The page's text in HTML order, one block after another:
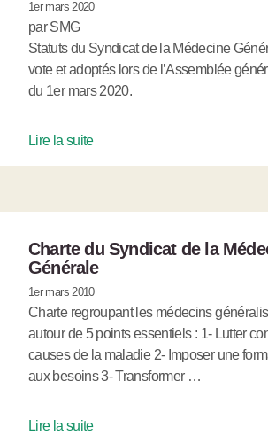
1er mars 2020
par SMG
Statuts du Syndicat de la Médecine
vote et adoptés lors de l’Assemblée
du 1er mars 2020.
Lire la suite
Charte du Syndicat de la
Générale
1er mars 2010
Charte regroupant les médecins
autour de 5 points essentiels : 1- Lutter
causes de la maladie 2- Imposer une
aux besoins 3- Transformer …
Lire la suite